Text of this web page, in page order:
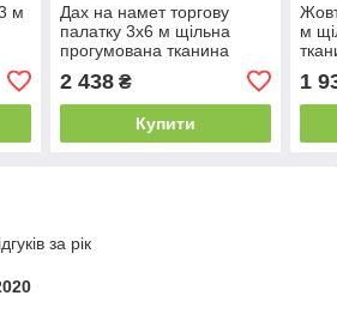
м
Дах на намет торгову
палатку 3х6 м щільна
прогумована тканина
2 438₴
Купити
м
1
за рік